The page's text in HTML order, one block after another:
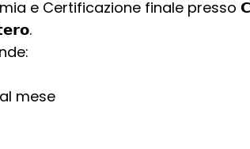
e Certificazione finale presso
mese